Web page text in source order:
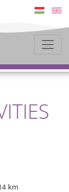
km